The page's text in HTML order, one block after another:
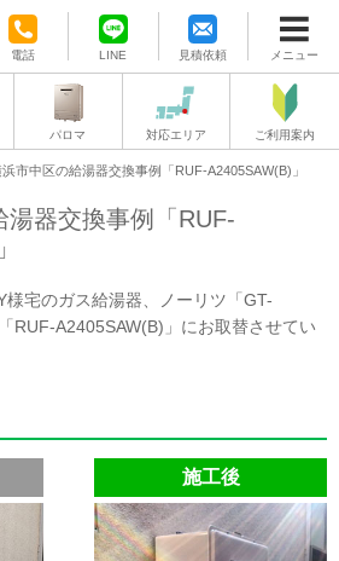
電話 LINE 見積依頼 メニュー
パロマ 対応エリア ご利用案内
浜市中区の給湯器交換事例「RUF-A2405SAW(B)」
湯器交換事例「RUF-
宅のガス給湯器、ノーリツ「GT-
RUF-A2405SAW(B)」にお取替させてい
施工後